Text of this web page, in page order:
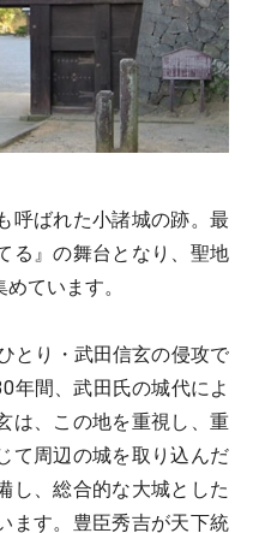
呼ばれた小諸城の跡。最
る』の舞台となり、聖地
ています。
とり・武田信玄の侵攻で
年間、武田氏の城代によ
は、この地を重視し、重
て周辺の城を取り込んだ
し、総合的な大城とした
ます。豊臣秀吉が天下統